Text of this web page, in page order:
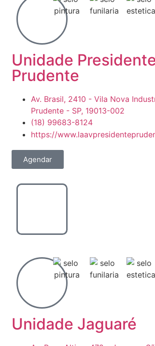
Unidade
Prudente
Av. Brasil, 2410 - Vila Nova
Prudente - SP, 19013-002
(18) 99683-8124
https://
Agendar
Unidade Jaguaré